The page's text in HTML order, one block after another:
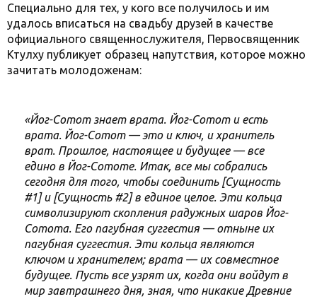
Специально для тех, у кого все получилось и им
удалось вписаться на свадьбу друзей в качестве
официального священнослужителя, Первосвященник
Ктулху публикует образец напутствия, которое можно
зачитать молодоженам:
«Йог-Сотот знает врата. Йог-Сотот и есть
врата. Йог-Сотот — это и ключ, и хранитель
врат. Прошлое, настоящее и будущее — все
едино в Йог-Сототе. Итак, все мы собрались
сегодня для того, чтобы соединить [Сущность
#1] и [Сущность #2] в единое целое. Эти кольца
символизируют скопления радужных шаров Йог-
Сотота. Его пагубная суггестия — отныне их
пагубная суггестия. Эти кольца являются
ключом и хранителем; врата — их совместное
будущее. Пусть все узрят их, когда они войдут в
мир завтрашнего дня, зная, что никакие Древние